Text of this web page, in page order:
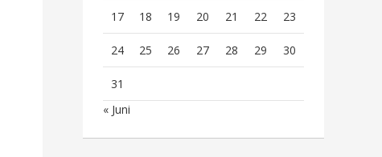
17 18 19 20 21 22 23
24 25 26 27 28 29 30
31
« Juni